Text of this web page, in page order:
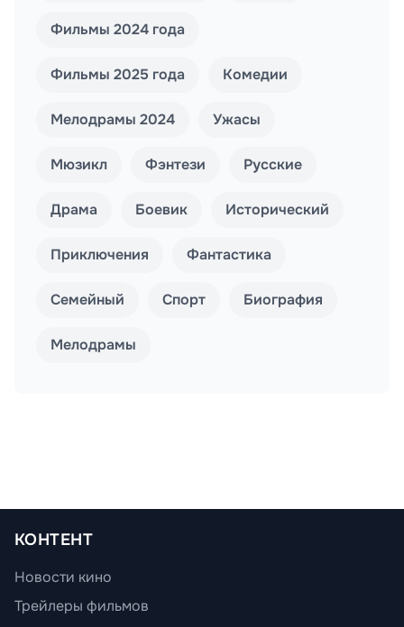
Фильмы 2024 года
Фильмы 2025 года Комедии
Мелодрамы 2024 Ужасы
Мюзикл Фэнтези Русские
Драма Боевик Исторический
Приключения Фантастика
Семейный Спорт Биография
Мелодрамы
КОНТЕНТ
Новости кино
Трейлеры фильмов